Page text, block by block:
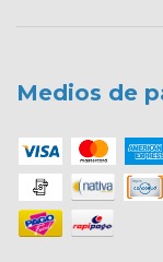
Medios de